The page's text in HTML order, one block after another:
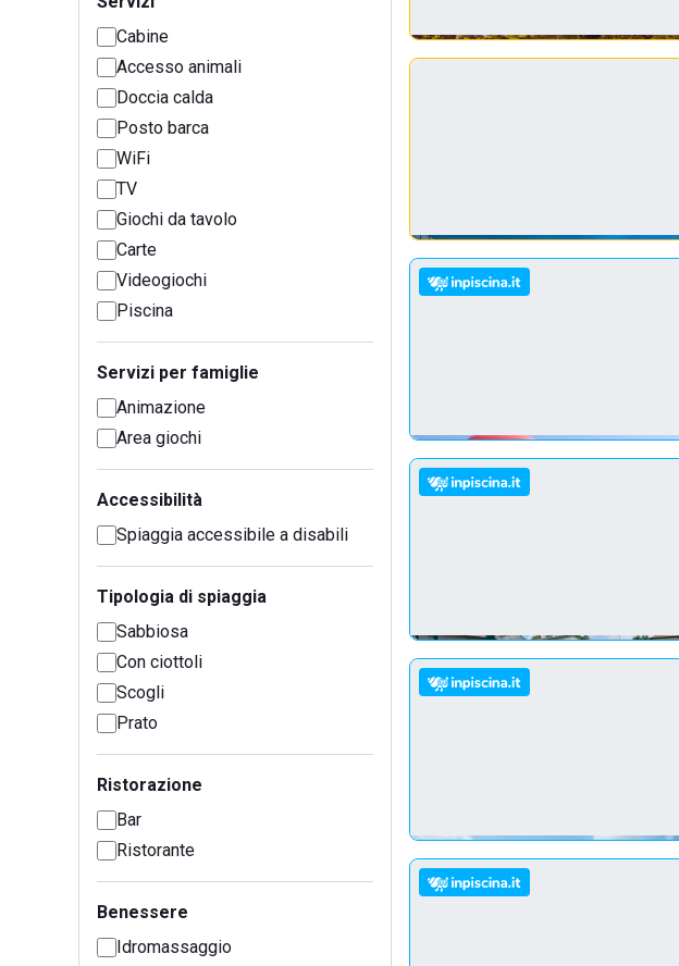
Cabine
Accesso animali
Doccia calda
Posto barca
WiFi
TV
Giochi da tavolo
Carte
Videogiochi
Piscina
Servizi per famiglie
Animazione
Area giochi
Accessibilità
Spiaggia accessibile a disabili
Tipologia di spiaggia
Sabbiosa
Con ciottoli
Scogli
Prato
Ristorazione
Bar
Ristorante
Benessere
Idromassaggio